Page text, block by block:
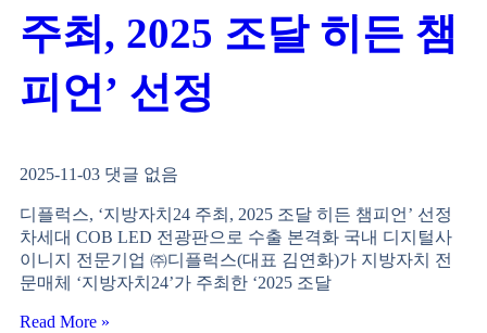
주최, 2025 조달 히든 챔
피언’ 선정
2025-11-03 댓글 없음
디플럭스, ‘지방자치24 주최, 2025 조달 히든 챔피언’ 선정
차세대 COB LED 전광판으로 수출 본격화 국내 디지털사
이니지 전문기업 ㈜디플럭스(대표 김연화)가 지방자치 전
문매체 ‘지방자치24’가 주최한 ‘2025 조달
Read More »